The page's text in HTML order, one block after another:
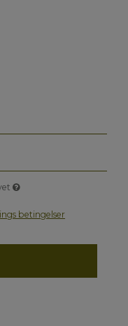
betingelser